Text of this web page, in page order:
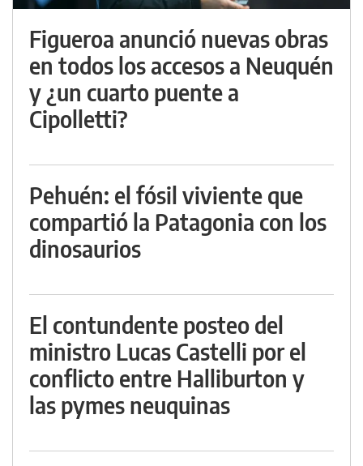
Figueroa anunció nuevas obras
en todos los accesos a Neuquén
y ¿un cuarto puente a
Cipolletti?
Pehuén: el fósil viviente que
compartió la Patagonia con los
dinosaurios
El contundente posteo del
ministro Lucas Castelli por el
conflicto entre Halliburton y
las pymes neuquinas